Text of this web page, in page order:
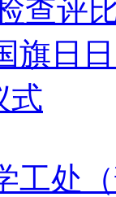
查评
旗日
式
工处